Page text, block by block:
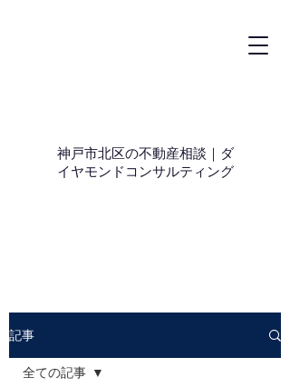
神戸市北区の不動産相談｜ダ
イヤモンドコンサルティング
記事
全ての記事